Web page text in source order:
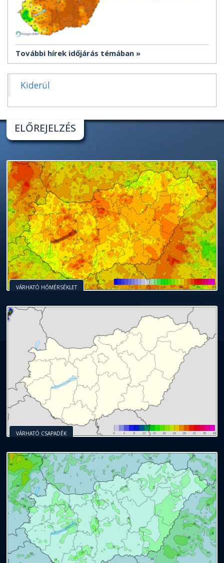
További hírek időjárás témában
Kiderül
ELŐREJELZÉS
VÁRHATÓ HŐMÉRSÉKLET
VÁRHATÓ CSAPADÉK